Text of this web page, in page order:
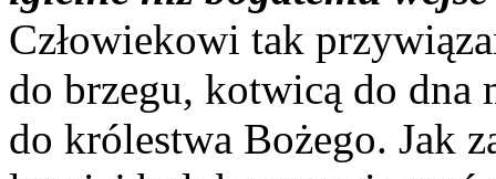
Człowiekowi tak
do brzegu, kotwicą do dna
do królestwa Bożego. Jak